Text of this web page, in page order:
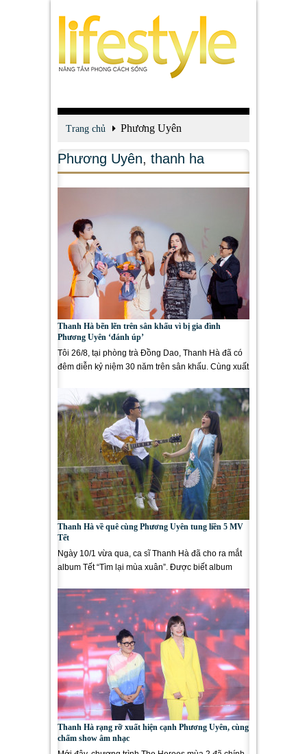
Trang chủ Phương Uyên
Phương Uyên, thanh ha
Thanh Hà bẽn lẽn trên sân khấu vì bị gia đình
Phương Uyên ‘đánh úp’
Tôi 26/8, tại phòng trà Đồng Dao, Thanh Hà đã có
đêm diễn kỷ niệm 30 năm trên sân khấu. Cùng xuất
Thanh Hà về quê cùng Phương Uyên tung liền 5 MV
Tết
Ngày 10/1 vừa qua, ca sĩ Thanh Hà đã cho ra mắt
album Tết “Tìm lại mùa xuân”. Được biết album
Thanh Hà rạng rỡ xuất hiện cạnh Phương Uyên, cùng
chấm show âm nhạc